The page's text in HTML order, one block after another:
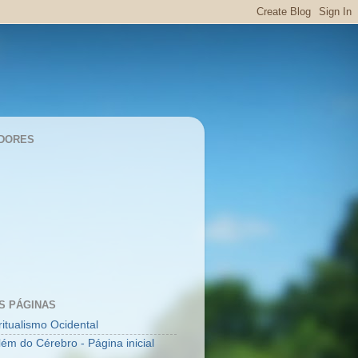
PÁGINAS
Ocidental
do Cérebro - Página inicial